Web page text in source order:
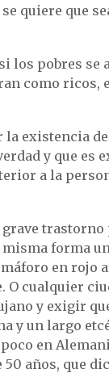
quiere que
los pobres se
como ricos,
la existencia
y que es
a la
grave
misma forma
en rojo
O cualquier
y exigir
y un largo
en
años, que